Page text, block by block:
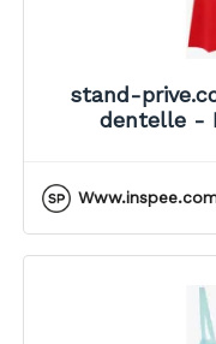
stand-
dentelle -